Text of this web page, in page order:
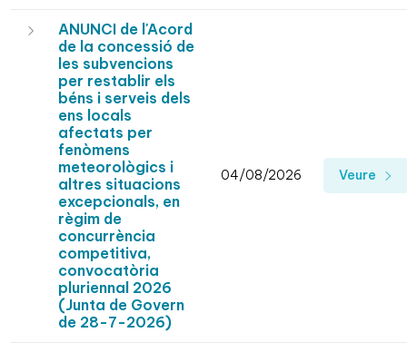
ANUNCI de l'Acord
de la concessió de
les subvencions
per restablir els
béns i serveis dels
ens locals
afectats per
fenòmens
meteorològics i
altres situacions
excepcionals, en
règim de
concurrència
competitiva,
convocatòria
pluriennal 2026
(Junta de Govern
de 28-7-2026)
04/08/2026 Veure